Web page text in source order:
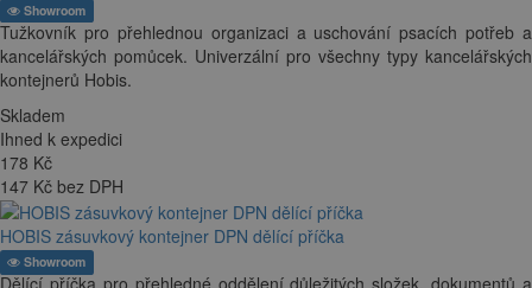
Showroom
Tužkovník pro přehlednou organizaci a uschování psacích potřeb a
kancelářských pomůcek. Univerzální pro všechny typy kancelářských
kontejnerů Hobis.
Skladem
Ihned k expedici
178 Kč
147 Kč bez DPH
HOBIS zásuvkový kontejner DPN dělící příčka
Showroom